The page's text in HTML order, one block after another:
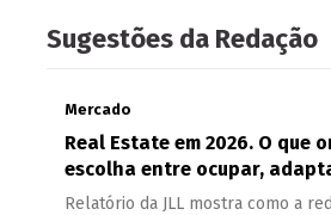
Sugestões da Redação
Mercado
Real Estate em 2026. O que
escolha entre ocupar,
Relatório da JLL mostra como a